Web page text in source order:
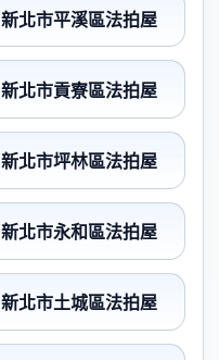
新北市平溪區法拍屋
新北市貢寮區法拍屋
新北市坪林區法拍屋
新北市永和區法拍屋
新北市土城區法拍屋